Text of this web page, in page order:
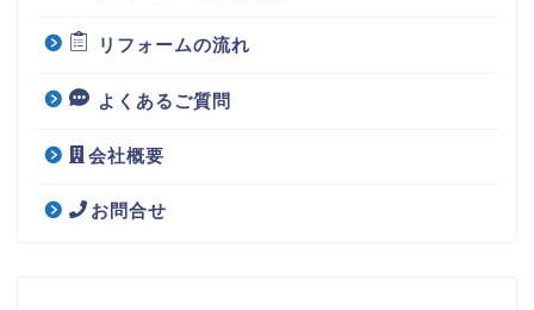
リフォームの流れ
よくあるご質問
会社概要
お問合せ